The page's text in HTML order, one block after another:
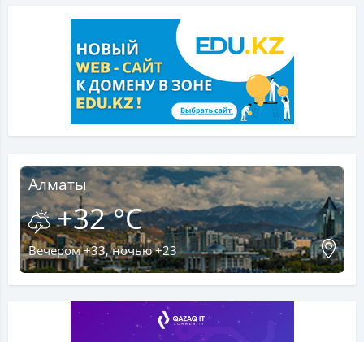
Алматы
+32 °C
Вечером +33, ночью +23